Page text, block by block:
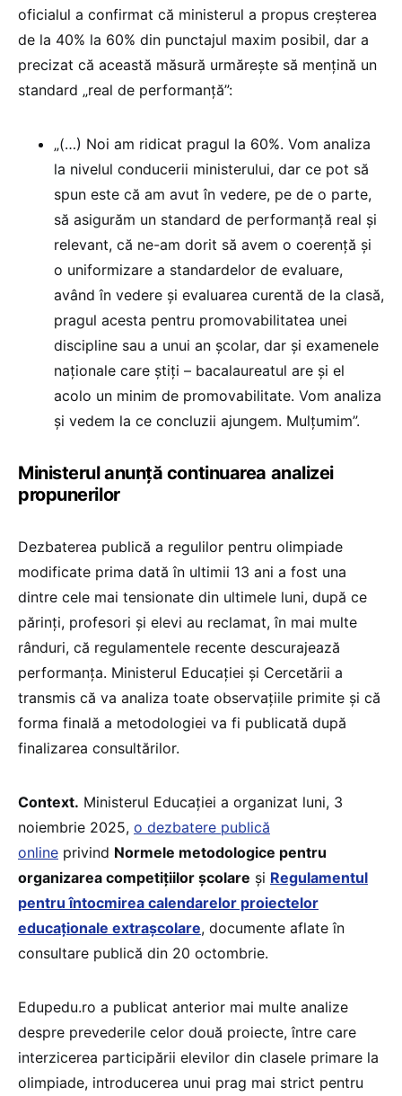
oficialul a confirmat că ministerul a propus creșterea
de la 40% la 60% din punctajul maxim posibil, dar a
precizat că această măsură urmărește să mențină un
standard „real de performanță”:
„(…) Noi am ridicat pragul la 60%. Vom analiza
la nivelul conducerii ministerului, dar ce pot să
spun este că am avut în vedere, pe de o parte,
să asigurăm un standard de performanță real și
relevant, că ne-am dorit să avem o coerență și
o uniformizare a standardelor de evaluare,
având în vedere și evaluarea curentă de la clasă,
pragul acesta pentru promovabilitatea unei
discipline sau a unui an școlar, dar și examenele
naționale care știți – bacalaureatul are și el
acolo un minim de promovabilitate. Vom analiza
și vedem la ce concluzii ajungem. Mulțumim”.
Ministerul anunță continuarea analizei
propunerilor
Dezbaterea publică a regulilor pentru olimpiade
modificate prima dată în ultimii 13 ani a fost una
dintre cele mai tensionate din ultimele luni, după ce
părinți, profesori și elevi au reclamat, în mai multe
rânduri, că regulamentele recente descurajează
performanța. Ministerul Educației și Cercetării a
transmis că va analiza toate observațiile primite și că
forma finală a metodologiei va fi publicată după
finalizarea consultărilor.
Context. Ministerul Educației a organizat luni, 3
noiembrie 2025, o dezbatere publică
online privind Normele metodologice pentru
organizarea competițiilor școlare și Regulamentul
pentru întocmirea calendarelor proiectelor
educaționale extrașcolare, documente aflate în
consultare publică din 20 octombrie.
Edupedu.ro a publicat anterior mai multe analize
despre prevederile celor două proiecte, între care
interzicerea participării elevilor din clasele primare la
olimpiade, introducerea unui prag mai strict pentru